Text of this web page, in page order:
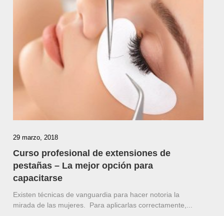
29 marzo, 2018
Curso profesional de extensiones de
pestañas – La mejor opción para
capacitarse
Existen técnicas de vanguardia para hacer notoria la
mirada de las mujeres. Para aplicarlas correctamente,...